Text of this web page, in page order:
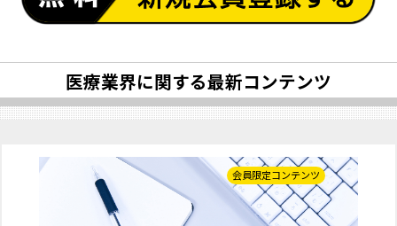
医療業界に関する最新コンテンツ
会員限定コンテンツ